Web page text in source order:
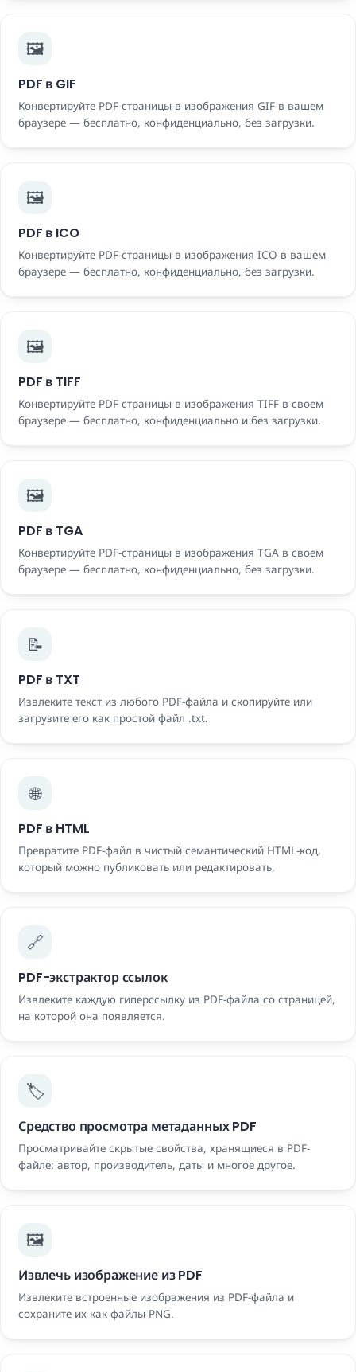
🖼️
PDF в GIF
Конвертируйте PDF-страницы в изображения GIF в вашем
браузере — бесплатно, конфиденциально, без загрузки.
🖼️
PDF в ICO
Конвертируйте PDF-страницы в изображения ICO в вашем
браузере — бесплатно, конфиденциально, без загрузки.
🖼️
PDF в TIFF
Конвертируйте PDF-страницы в изображения TIFF в своем
браузере — бесплатно, конфиденциально и без загрузки.
🖼️
PDF в TGA
Конвертируйте PDF-страницы в изображения TGA в своем
браузере — бесплатно, конфиденциально, без загрузки.
📝
PDF в TXT
Извлеките текст из любого PDF-файла и скопируйте или
загрузите его как простой файл .txt.
🌐
PDF в HTML
Превратите PDF-файл в чистый семантический HTML-код,
который можно публиковать или редактировать.
🔗
PDF-экстрактор ссылок
Извлеките каждую гиперссылку из PDF-файла со страницей,
на которой она появляется.
🏷️
Средство просмотра метаданных PDF
Просматривайте скрытые свойства, хранящиеся в PDF-
файле: автор, производитель, даты и многое другое.
🖼️
Извлечь изображение из PDF
Извлеките встроенные изображения из PDF-файла и
сохраните их как файлы PNG.